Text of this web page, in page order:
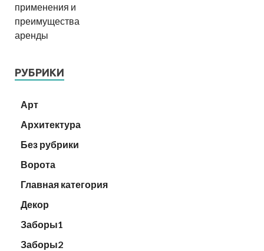
РУБРИКИ
Арт
Архитектура
Без рубрики
Ворота
Главная категория
Декор
Заборы1
Заборы2